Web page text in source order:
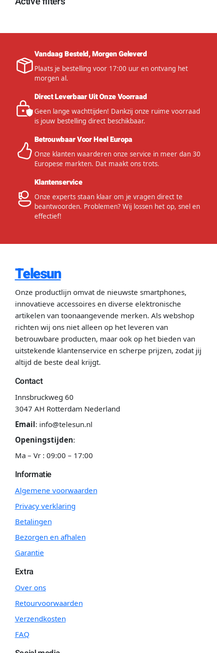
Vandaag Besteld, Morgen Geleverd
Plaats je bestelling voor 17:00 uur en ontvang het
morgen al.
Direct Leverbaar Uit Onze Voorraad
Geen lange wachttijden! Dankzij onze ruime voorraad
is jouw bestelling direct beschikbaar.
Betrouwbaar Voor Heel Europa
Onze klanten waarderen onze service in meer dan 30
Europese markten. Dat maakt ons trots.
Klantenservice
Onze experts staan klaar om je vragen direct te
beantwoorden. Problemen? Wij lossen het op, snel en
effectief!
Telesun
Onze productlijn omvat de nieuwste smartphones,
innovatieve accessoires en diverse elektronische
artikelen van toonaangevende merken. Als webshop
richten wij ons niet alleen op het leveren van
betrouwbare producten, maar ook op het bieden van
uitstekende klantenservice en scherpe prijzen, zodat jij
altijd de beste deal krijgt.
Contact
Innsbruckweg 60
3047 AH Rotterdam Nederland
Email: info@telesun.nl
Openingstijden:
Ma – Vr : 09:00 – 17:00
Informatie
Algemene voorwaarden
Privacy verklaring
Betalingen
Bezorgen en afhalen
Garantie
Extra
Over ons
Retourvoorwaarden
Verzendkosten
FAQ